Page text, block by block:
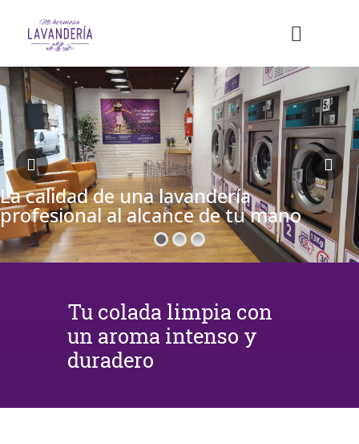
La calidad de una lavandería
profesional al alcance de tu mano
Tu colada limpia con
un aroma intenso y
duradero